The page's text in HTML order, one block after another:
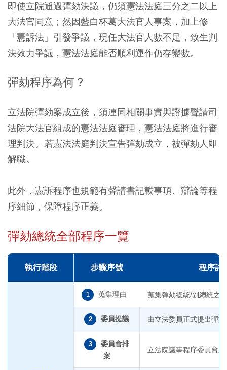
即使立院通過彈劾決議，仍須憲法法庭三分之二以上
大法官同意；然因藍白杯葛大法官人事案，加上修
「憲訴法」引發爭議，現任大法官人數不足，致生判
決效力爭議，憲法法庭能否順利運作仍存變數。
彈劾程序為何？
立法院彈劾案成立後，須連同相關事實與證據聲請司
法院大法官組成的憲法法庭審理，憲法法庭將進行審
理判決。若憲法法庭判決宣告彈劾成立，被彈劾人即
解職。
此外，憲訴程序也規範有聲請書記載事項、辯論等程
序細節，保障程序正義。
彈劾總統全部程序一覽
執行階段 步驟序號 程序詳
1 蒐集理由 蒐集彈劾總統/副總統之
2 委員提議 由立法委員正式提出彈
3
委員會排
案
立法院議事程序委員會